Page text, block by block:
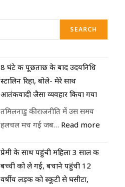
SEARCH
8 घंटे की पूछताछ के बाद उदयनिधि
स्टालिन रिहा, बोले- मेरे साथ
आतंकवादी जैसा व्यवहार किया गया
तमिलनाडु की राजनीति में उस समय
हलचल मच गई जब… Read more
प्रेमी के साथ पहुंची महिला 3 साल की
बच्ची को ले गई, बचाने पहुंची 12
वर्षीय लड़की को स्कूटी से घसीटा,